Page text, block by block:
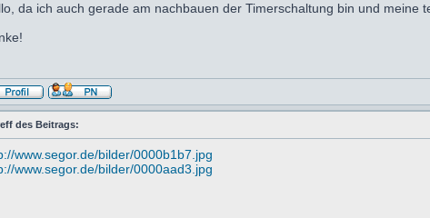
da ich auch gerade am nachbauen der Timerschaltung bin und
des Beitrags:
www.segor.de/bilder/0000b1b7.jpg
www.segor.de/bilder/0000aad3.jpg